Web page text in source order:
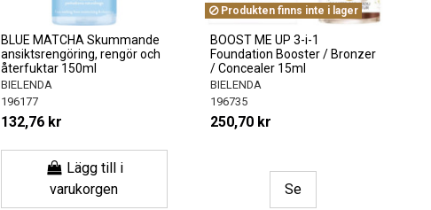
BLUE MATCHA Skummande
ansiktsrengöring, rengör och
återfuktar 150ml
BIELENDA
196177
132,76 kr
Lägg till i
varukorgen
Produkten finns inte i lager
BOOST ME UP 3-i-1
Foundation Booster / Bronzer
/ Concealer 15ml
BIELENDA
196735
250,70 kr
Se